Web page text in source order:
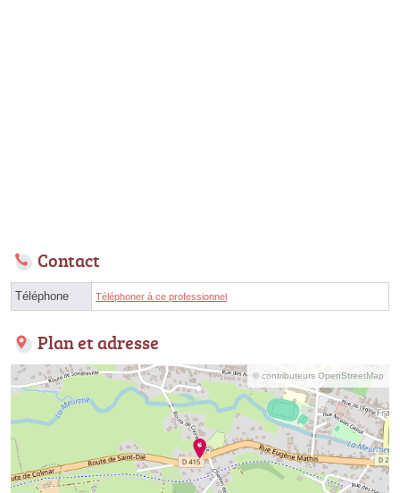
Contact
Téléphone Téléphoner à ce professionnel
Plan et adresse
© contributeurs OpenStreetMap